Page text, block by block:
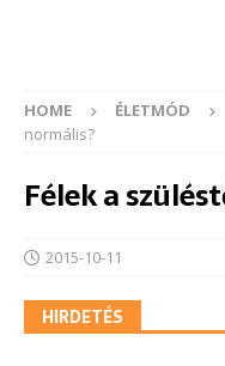
HOME ÉLETMÓD
normális?
Félek a
2015-10-11
HIRDETÉS